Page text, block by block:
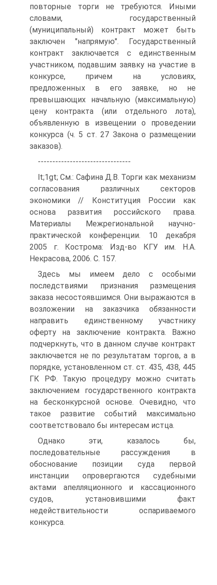
повторные торги не требуются. Иными
словами, государственный
(муниципальный) контракт может быть
заключен "напрямую". Государственный
контракт заключается с единственным
участником, подавшим заявку на участие в
конкурсе, причем на условиях,
предложенных в его заявке, но не
превышающих начальную (максимальную)
цену контракта (или отдельного лота),
объявленную в извещении о проведении
конкурса (ч. 5 ст. 27 Закона о размещении
заказов).
--------------------------------
lt;1gt; См.: Сафина Д.В. Торги как механизм
согласования различных секторов
экономики // Конституция России как
основа развития российского права.
Материалы Межрегиональной научно-
практической конференции. 10 декабря
2005 г. Кострома: Изд-во КГУ им. Н.А.
Некрасова, 2006. С. 157.
Здесь мы имеем дело с особыми
последствиями признания размещения
заказа несостоявшимся. Они выражаются в
возложении на заказчика обязанности
направить единственному участнику
оферту на заключение контракта. Важно
подчеркнуть, что в данном случае контракт
заключается не по результатам торгов, а в
порядке, установленном ст. ст. 435, 438, 445
ГК РФ. Такую процедуру можно считать
заключением государственного контракта
на бесконкурсной основе. Очевидно, что
такое развитие событий максимально
соответствовало бы интересам истца.
Однако эти, казалось бы,
последовательные рассуждения в
обоснование позиции суда первой
инстанции опровергаются судебными
актами апелляционного и кассационного
судов, установившими факт
недействительности оспариваемого
конкурса.